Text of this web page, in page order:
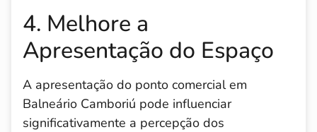
4. Melhore a
Apresentação do Espaço
A apresentação do ponto comercial em
Balneário Camboriú pode influenciar
significativamente a percepção dos